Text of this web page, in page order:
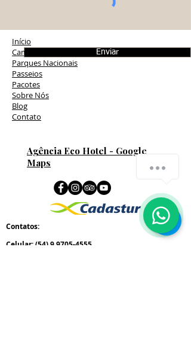
Enviar
Início
Cambará do Sul
Parques Nacionais
Passeios
Pacotes
Sobre Nós
Blog
Contato
Agência Eco Hotel - Google
Maps
Contatos:
Celular:(54) 9 9705-4555